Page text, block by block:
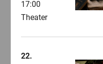
17:00
Theater
22.